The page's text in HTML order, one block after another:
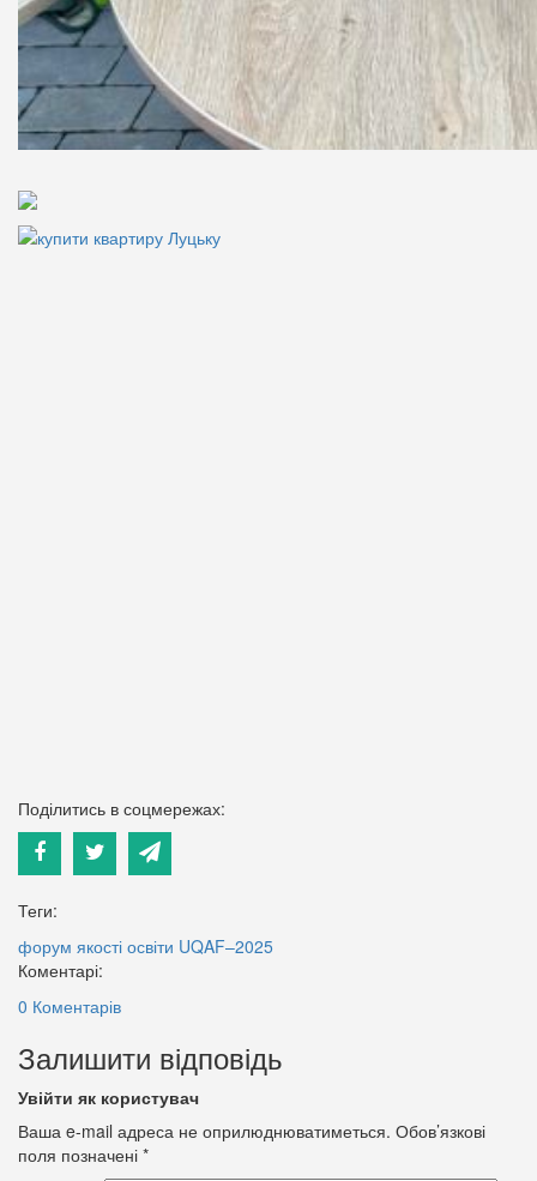
Поділитись в соцмережах:
Теги:
форум якості освіти UQAF–2025
Коментарі:
0 Коментарів
Залишити відповідь
Увійти як користувач
Ваша e-mail адреса не оприлюднюватиметься. Обов’язкові
поля позначені *